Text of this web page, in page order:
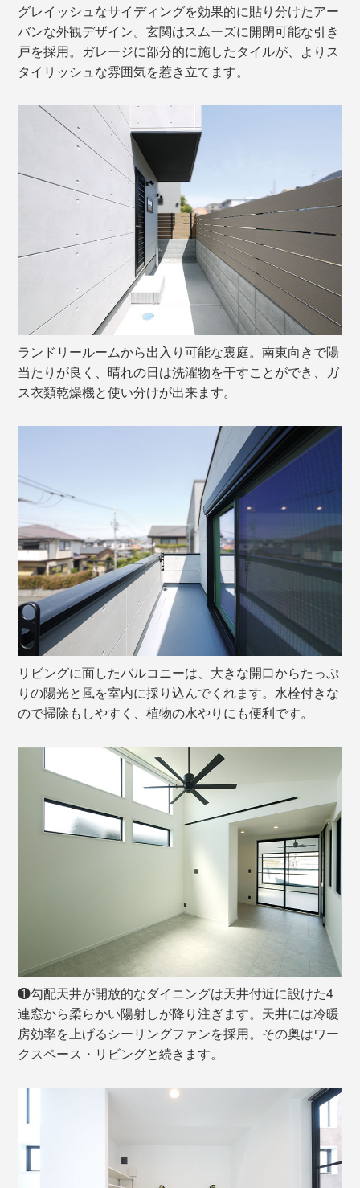
グレイッシュなサイディングを効果的に貼り分けたアー
バンな外観デザイン。玄関はスムーズに開閉可能な引き
戸を採用。ガレージに部分的に施したタイルが、よりス
タイリッシュな雰囲気を惹き立てます。
ランドリールームから出入り可能な裏庭。南東向きで陽
当たりが良く、晴れの日は洗濯物を干すことができ、ガ
ス衣類乾燥機と使い分けが出来ます。
リビングに面したバルコニーは、大きな開口からたっぷ
りの陽光と風を室内に採り込んでくれます。水栓付きな
ので掃除もしやすく、植物の水やりにも便利です。
❶勾配天井が開放的なダイニングは天井付近に設けた4
連窓から柔らかい陽射しが降り注ぎます。天井には冷暖
房効率を上げるシーリングファンを採用。その奥はワー
クスペース・リビングと続きます。